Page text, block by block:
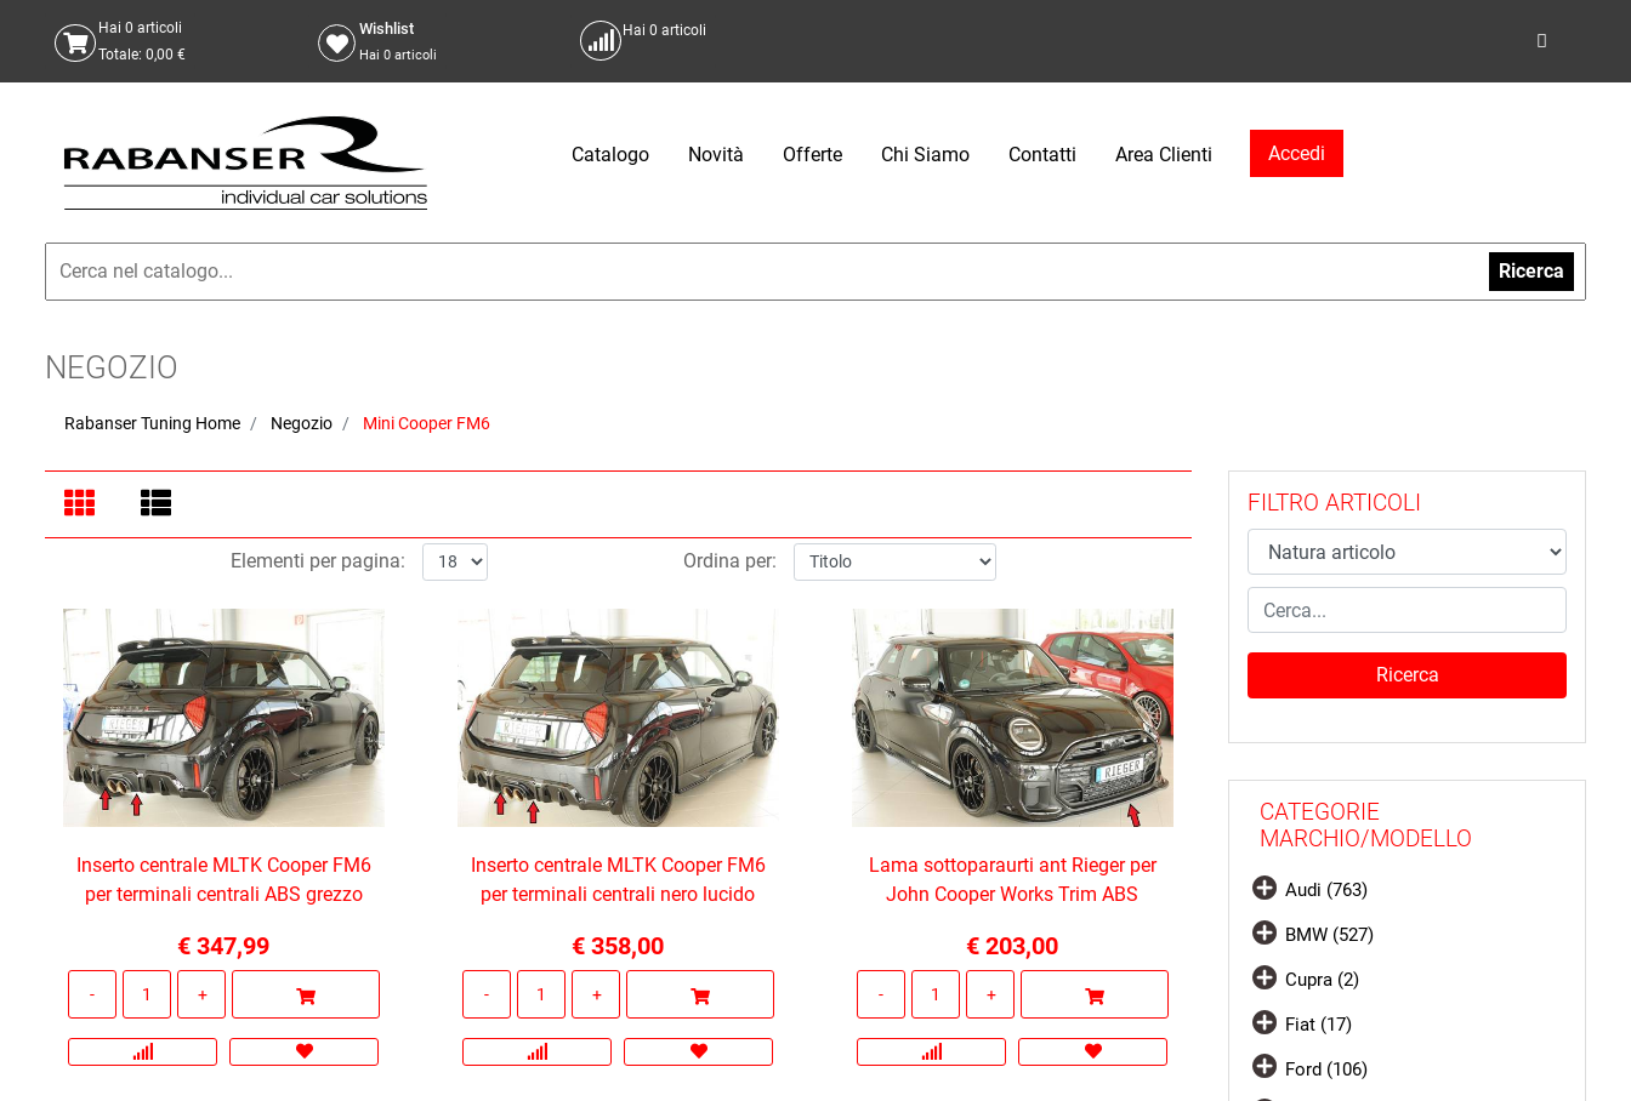
Hai 0 articoli
Totale: 0,00 €
Wishlist
Hai 0 articoli
Hai0 articoli
Catalogo Novità Offerte Chi Siamo Contatti Area Clienti Accedi
Ricerca
NEGOZIO
Rabanser Tuning Home Negozio Mini Cooper FM6
Ordina per:
Elementi per pagina:
Inserto centrale MLTK Cooper FM6
per terminali centrali ABS grezzo
€ 347,99
Inserto centrale MLTK Cooper FM6
per terminali centrali nero lucido
€ 358,00
Lama sottoparaurti ant Rieger per
John Cooper Works Trim ABS
€ 203,00
FILTRO ARTICOLI
CATEGORIE
MARCHIO/MODELLO
Audi (763)
BMW (527)
Cupra (2)
Fiat (17)
Ford (106)